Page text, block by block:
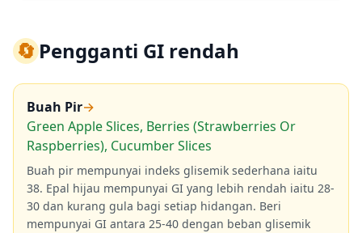
🔄Pengganti GI rendah
Buah Pir→
Green Apple Slices, Berries (Strawberries Or
Raspberries), Cucumber Slices
Buah pir mempunyai indeks glisemik sederhana iaitu
38. Epal hijau mempunyai GI yang lebih rendah iaitu 28-
30 dan kurang gula bagi setiap hidangan. Beri
mempunyai GI antara 25-40 dengan beban glisemik